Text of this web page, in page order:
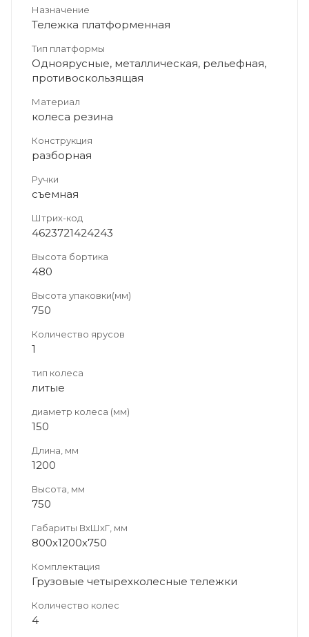
Назначение
Тележка платформенная
Тип платформы
Одноярусные, металлическая, рельефная,
противоскользящая
Материал
колеса резина
Конструкция
разборная
Ручки
съемная
Штрих-код
4623721424243
Высота бортика
480
Высота упаковки(мм)
750
Количество ярусов
1
тип колеса
литые
диаметр колеса (мм)
150
Длина, мм
1200
Высота, мм
750
Габариты ВхШхГ, мм
800х1200х750
Комплектация
Грузовые четырехколесные тележки
Количество колес
4